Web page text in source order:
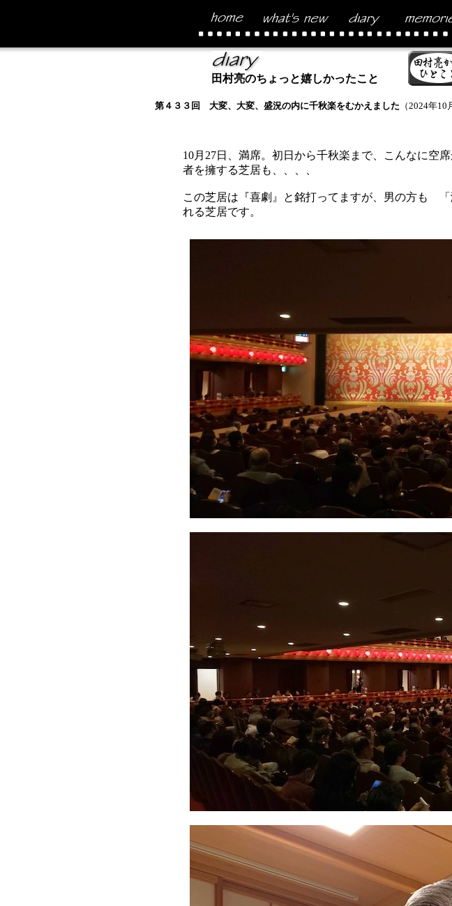
田村亮のちょっと嬉しかったこと
第４３３回 大変、大変、盛況の内に千秋楽をむかえました （2024年10
10月27日、満席。初日から千秋楽まで、こんなに空
者を擁する芝居も、、、、
この芝居は『喜劇』と銘打ってますが、男の方も
れる芝居です。